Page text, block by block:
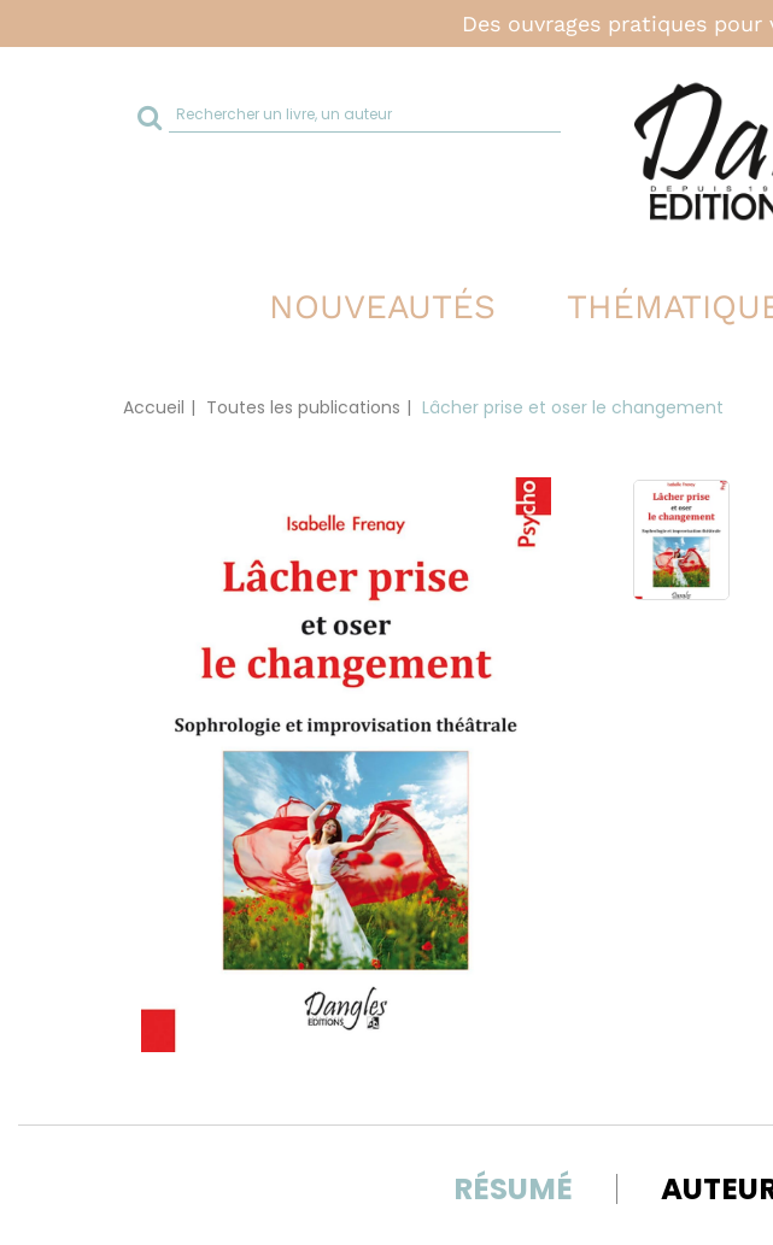
Des ouvrages pratiques
Rechercher
sur
NOUVEAUTÉS
Accueil Toutes les publications Lâcher prise et oser le changement
RÉSUMÉ